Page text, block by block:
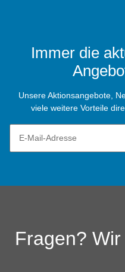
Immer die
Unsere Aktionsangebote,
viele weitere Vorteile
Fragen?